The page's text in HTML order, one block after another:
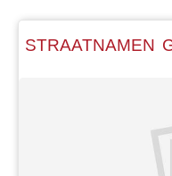
STRAATNAMEN